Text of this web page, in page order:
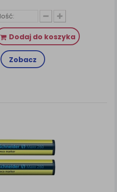
Dodaj do koszyka
Zobacz